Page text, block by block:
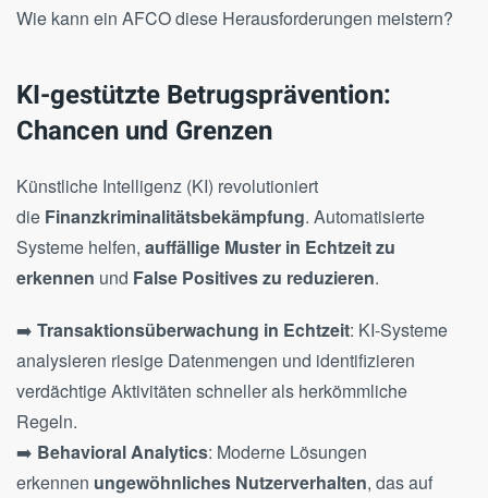
Wie kann ein AFCO diese Herausforderungen meistern?
KI-gestützte Betrugsprävention:
Chancen und Grenzen
Künstliche Intelligenz (KI) revolutioniert
die Finanzkriminalitätsbekämpfung. Automatisierte
Systeme helfen, auffällige Muster in Echtzeit zu
erkennen und False Positives zu reduzieren.
➡️ Transaktionsüberwachung in Echtzeit: KI-Systeme
analysieren riesige Datenmengen und identifizieren
verdächtige Aktivitäten schneller als herkömmliche
Regeln.
➡️ Behavioral Analytics: Moderne Lösungen
erkennen ungewöhnliches Nutzerverhalten, das auf